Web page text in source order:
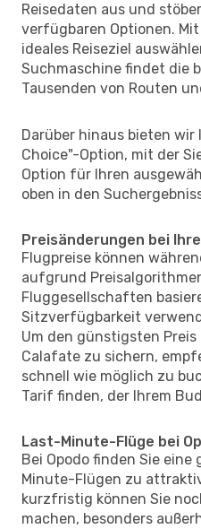
Reisedaten aus und
verfügbaren Optionen.
ideales Reiseziel
Suchmaschine findet die
Tausenden von Routen
Darüber hinaus bieten wir
Choice"-Option, mit der
Option für Ihren
oben in den
Preisänderungen bei
Flugpreise können
aufgrund
Fluggesellschaften
Sitzverfügbarkeit
Um den günstigsten
Calafate zu sichern,
schnell wie möglich zu
Tarif finden, der Ihrem
Last-Minute-Flüge bei
Bei Opodo finden Sie
Minute-Flügen zu
kurzfristig können Sie
machen, besonders